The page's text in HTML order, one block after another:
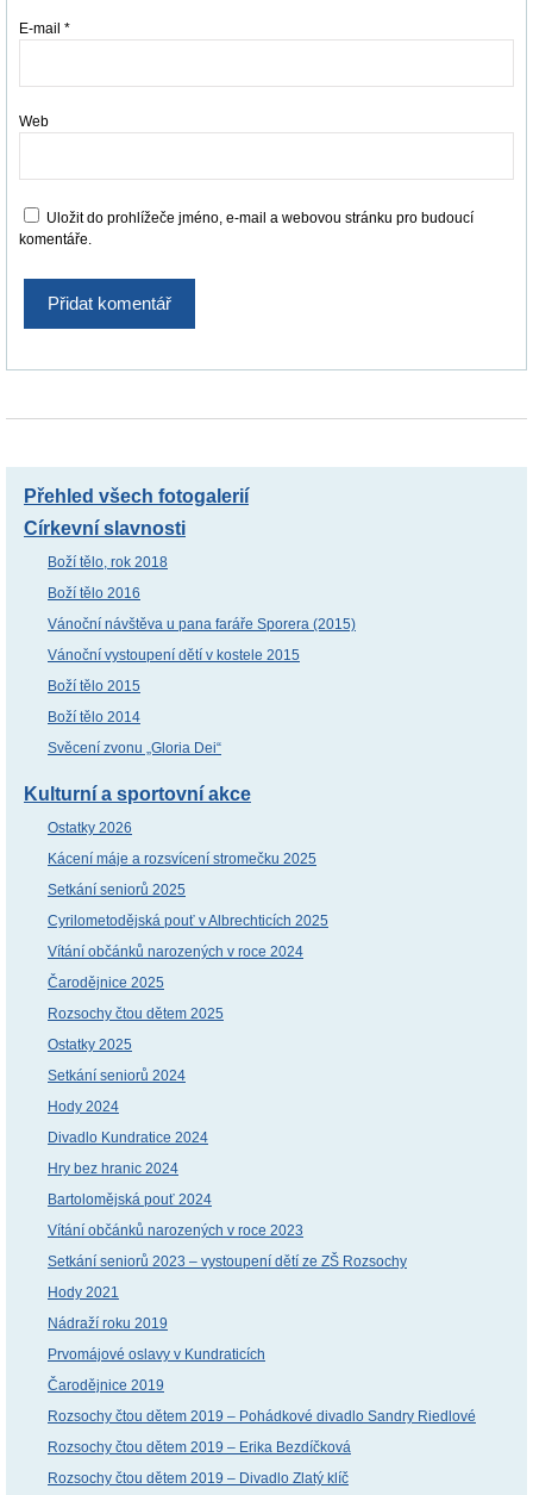
E-mail *
Web
Uložit do prohlížeče jméno, e-mail a webovou stránku pro budoucí
komentáře.
Přehled všech fotogalerií
Církevní slavnosti
Boží tělo, rok 2018
Boží tělo 2016
Vánoční návštěva u pana faráře Sporera (2015)
Vánoční vystoupení dětí v kostele 2015
Boží tělo 2015
Boží tělo 2014
Svěcení zvonu „Gloria Dei“
Kulturní a sportovní akce
Ostatky 2026
Kácení máje a rozsvícení stromečku 2025
Setkání seniorů 2025
Cyrilometodějská pouť v Albrechticích 2025
Vítání občánků narozených v roce 2024
Čarodějnice 2025
Rozsochy čtou dětem 2025
Ostatky 2025
Setkání seniorů 2024
Hody 2024
Divadlo Kundratice 2024
Hry bez hranic 2024
Bartolomějská pouť 2024
Vítání občánků narozených v roce 2023
Setkání seniorů 2023 – vystoupení dětí ze ZŠ Rozsochy
Hody 2021
Nádraží roku 2019
Prvomájové oslavy v Kundraticích
Čarodějnice 2019
Rozsochy čtou dětem 2019 – Pohádkové divadlo Sandry Riedlové
Rozsochy čtou dětem 2019 – Erika Bezdíčková
Rozsochy čtou dětem 2019 – Divadlo Zlatý klíč